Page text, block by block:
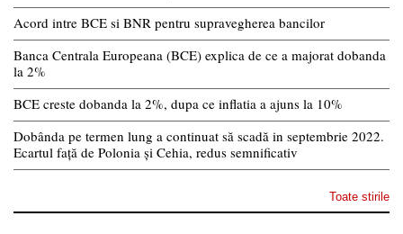
Acord intre BCE si BNR pentru supravegherea bancilor
Banca Centrala Europeana (BCE) explica de ce a majorat dobanda
la 2%
BCE creste dobanda la 2%, dupa ce inflatia a ajuns la 10%
Dobânda pe termen lung a continuat să scadă in septembrie 2022.
Ecartul față de Polonia și Cehia, redus semnificativ
Toate stirile